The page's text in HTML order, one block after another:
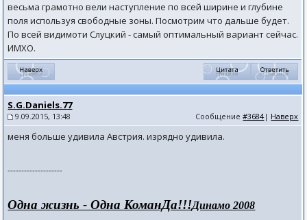
весьма грамотно вели наступление по всей ширине и глубине
поля используя свободные зоны. Посмотрим что дальше будет.
По всей видимоти Слуцкий - самый оптимальный вариант сейчас.
ИМХО.
S.G.Daniels.77
9.09.2015, 13:48 Сообщение#3684| Наверх
меня больше удивила Австрия. изрядно удивила.
--------------------
Одна жизнь - Одна КоманДа!!!Динамо 2008